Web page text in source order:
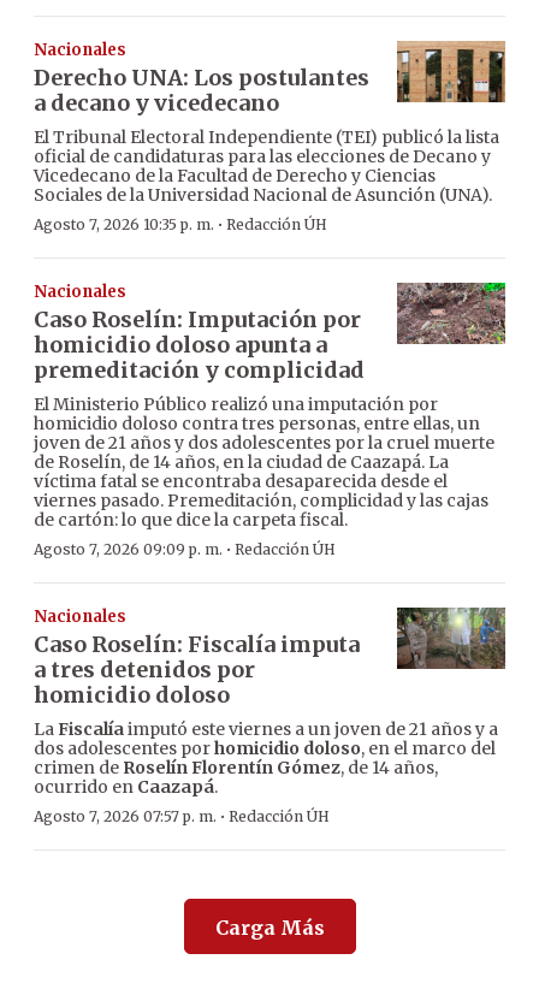
Nacionales
Derecho UNA: Los postulantes
a decano y vicedecano
El Tribunal Electoral Independiente (TEI) publicó la lista
oficial de candidaturas para las elecciones de Decano y
Vicedecano de la Facultad de Derecho y Ciencias
Sociales de la Universidad Nacional de Asunción (UNA).
Agosto 7, 2026 10:35 p. m. · Redacción ÚH
Nacionales
Caso Roselín: Imputación por
homicidio doloso apunta a
premeditación y complicidad
El Ministerio Público realizó una imputación por
homicidio doloso contra tres personas, entre ellas, un
joven de 21 años y dos adolescentes por la cruel muerte
de Roselín, de 14 años, en la ciudad de Caazapá. La
víctima fatal se encontraba desaparecida desde el
viernes pasado. Premeditación, complicidad y las cajas
de cartón: lo que dice la carpeta fiscal.
Agosto 7, 2026 09:09 p. m. · Redacción ÚH
Nacionales
Caso Roselín: Fiscalía imputa
a tres detenidos por
homicidio doloso
LaFiscalíaimputó este viernes a un joven de 21 años y a
dos adolescentes porhomicidio doloso, en el marco del
crimen de Roselín Florentín Gómez, de 14 años,
ocurrido en Caazapá.
Agosto 7, 2026 07:57 p. m. · Redacción ÚH
Carga Más